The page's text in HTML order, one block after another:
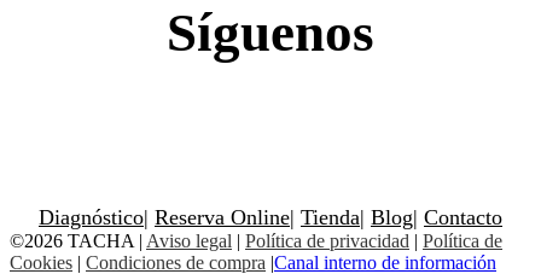
Síguenos
Diagnóstico| Reserva Online| Tienda| Blog| Contacto
©2026 TACHA | Aviso legal | Política de privacidad | Política de
Cookies | Condiciones de compra |Canal interno de información